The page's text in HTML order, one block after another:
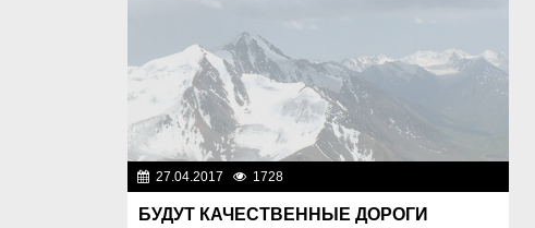
27.04.2017 1728
БУДУТ КАЧЕСТВЕННЫЕ ДОРОГИ